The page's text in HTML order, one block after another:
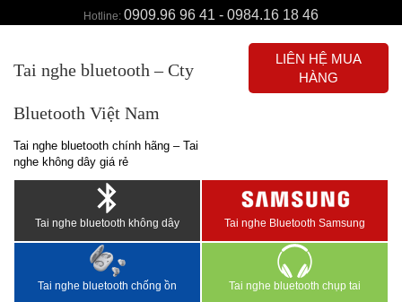
Hotline: 0909.96 96 41 - 0984.16 18 46
Tai nghe bluetooth – Cty
Bluetooth Việt Nam
Tai nghe bluetooth chính hãng – Tai
nghe không dây giá rẻ
LIÊN HỆ MUA
HÀNG
Tai nghe bluetooth không dây Tai nghe Bluetooth Samsung
Tai nghe bluetooth chống ồn Tai nghe bluetooth chụp tai